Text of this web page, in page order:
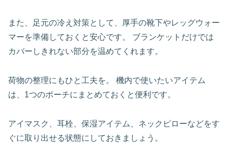
また、足元の冷え対策として、厚手の靴下やレッグウォー
マーを準備しておくと安心です。 ブランケットだけでは
カバーしきれない部分を温めてくれます。
荷物の整理にもひと工夫を。 機内で使いたいアイテム
は、1つのポーチにまとめておくと便利です。
アイマスク、耳栓、保湿アイテム、ネックピローなどをす
ぐに取り出せる状態にしておきましょう。